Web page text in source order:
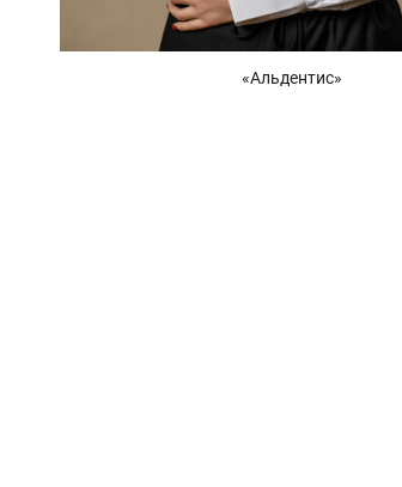
«Альдентис»